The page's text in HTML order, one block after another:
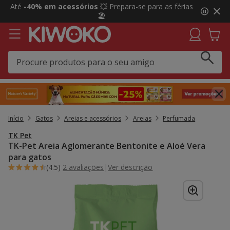
2
3,
mensagem,
Até -40% em acessórios 💥 Prepara-se para as férias
🏖️
Início Gatos Areias e acessórios Areias Perfumada
TK Pet
TK-Pet Areia Aglomerante Bentonite e Aloé Vera
para gatos
(4.5) 2 avaliações |Ver descrição